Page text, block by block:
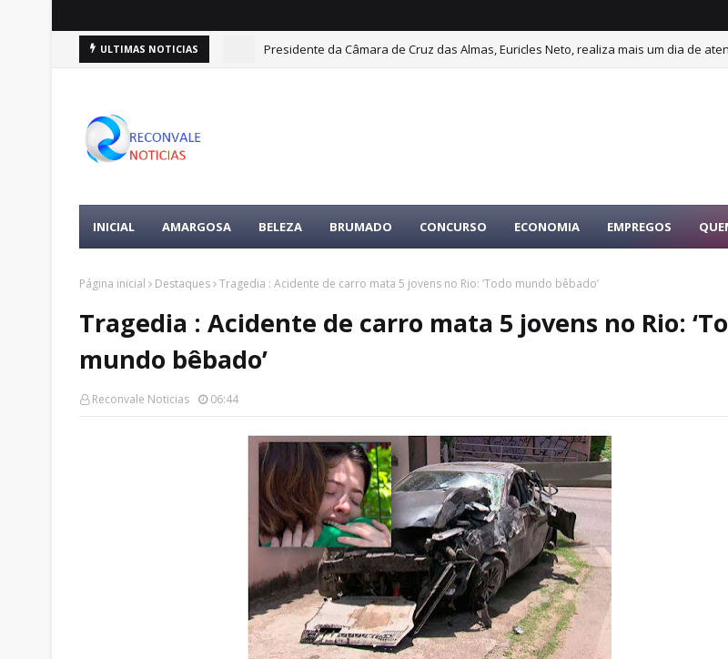
ULTIMAS NOTICIAS Presidente da Câmara de Cruz das Almas, Euricles Neto, realiza mais um dia de
INICIAL AMARGOSA BELEZA BRUMADO CONCURSO ECONOMIA EMPREGOS
Página inicial Destaques Tragedia : Acidente de carro mata 5 jovens no Rio: ‘Todo mundo bêbado’
Tragedia : Acidente de carro mata 5 jovens no Rio:
mundo bêbado’
Reconvale Noticias 06:44